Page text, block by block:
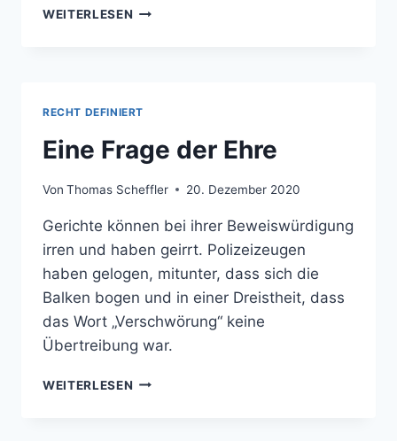
WEITERLESEN ZECH-
RECHT DEFINIERT
Eine Frage der Ehre
Von Thomas Scheffler 20. Dezember 2020
Gerichte können bei ihrer Beweiswürdigung
irren und haben geirrt. Polizeizeugen
haben gelogen, mitunter, dass sich die
Balken bogen und in einer Dreistheit, dass
das Wort „Verschwörung“ keine
Übertreibung war.
WEITERLESEN EINE